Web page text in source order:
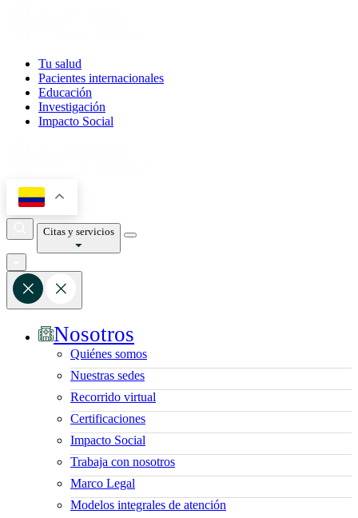
Tu salud
Pacientes internacionales
Educación
Investigación
Impacto Social
Citas y servicios
Nosotros
Quiénes somos
Nuestras sedes
Recorrido virtual
Certificaciones
Impacto Social
Trabaja con nosotros
Marco Legal
Modelos integrales de atención